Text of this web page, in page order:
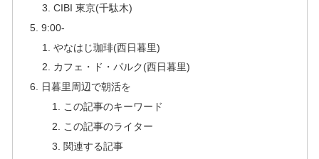
CIBI 東京(千駄木)
9:00-
やなはじ珈琲(西日暮里)
カフェ・ド・パルク(西日暮里)
日暮里周辺で朝活を
この記事のキーワード
この記事のライター
関連する記事